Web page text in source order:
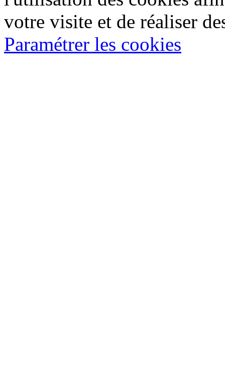
votre visite et de réaliser
Paramétrer les cookies